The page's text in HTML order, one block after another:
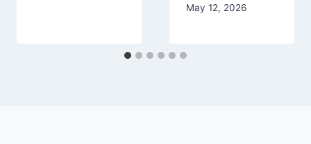
May 12, 2026